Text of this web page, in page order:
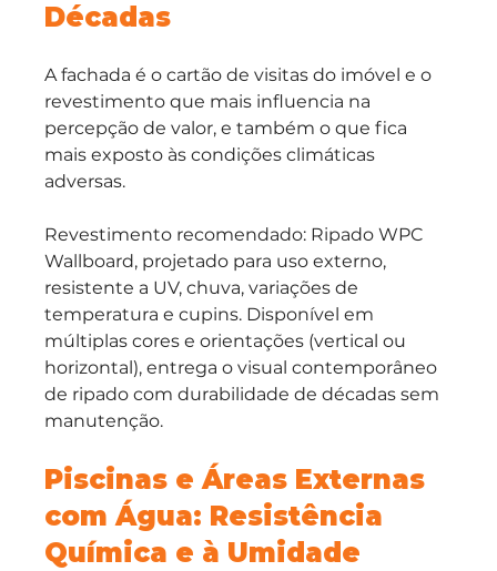
Décadas
A fachada é o cartão de visitas do imóvel e o
revestimento que mais influencia na
percepção de valor, e também o que fica
mais exposto às condições climáticas
adversas.
Revestimento recomendado: Ripado WPC
Wallboard, projetado para uso externo,
resistente a UV, chuva, variações de
temperatura e cupins. Disponível em
múltiplas cores e orientações (vertical ou
horizontal), entrega o visual contemporâneo
de ripado com durabilidade de décadas sem
manutenção.
Piscinas e Áreas Externas
com Água: Resistência
Química e à Umidade